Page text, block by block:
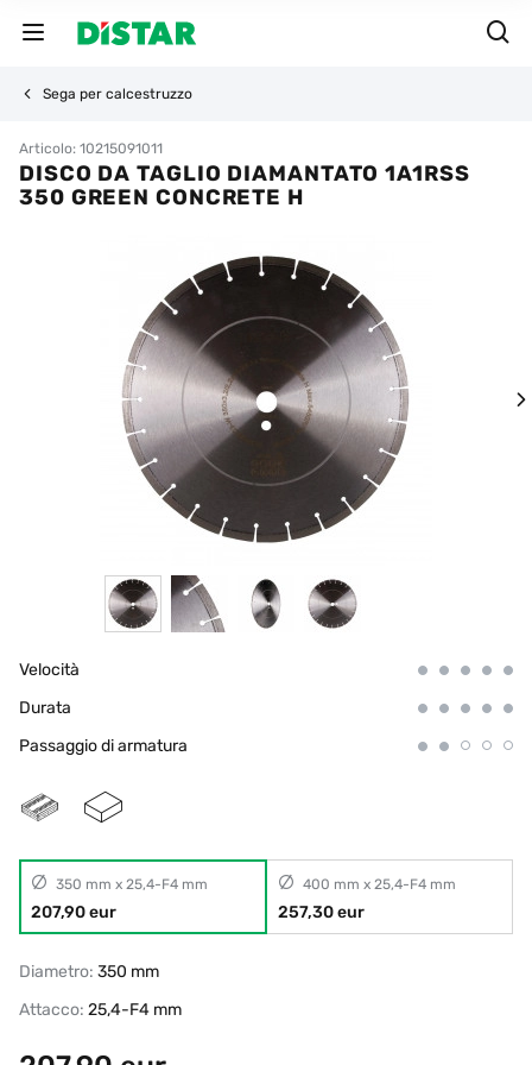
Sega per calcestruzzo
Articolo: 10215091011
DISCO DA TAGLIO DIAMANTATO 1A1RSS
350 GREEN CONCRETE H
Velocità
Durata
Passaggio di armatura
350 mm x 25,4-F4 mm
207,90 eur
400 mm x 25,4-F4 mm
257,30 eur
Diametro: 350 mm
Attacco: 25,4-F4 mm